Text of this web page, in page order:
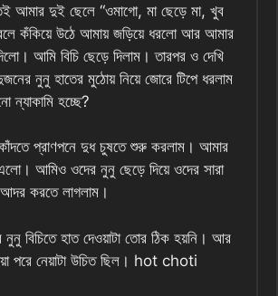
আমার দুই ছেলে “ওমাগো, মা ছেড়ে মা, খুব
বলে কঁকিয়ে উঠে আমায় জড়িয়ে ধরলো আর আমার
আমি বিচি ছেড়ে দিলাম। তারপর ও দেখি
নুনু হাতের মুঠোয় নিয়ে জোরে টিপে ধরলাম
হচ্ছে?
প্রাণপনে দুধ চুষতে শুরু করলাম। আমার
আমিও ওদের নুনু ছেড়ে দিয়ে ওদের সারা
আদর করতে লাগলাম।
বিচিতে হাত দেওয়াটা তোর ঠিক হয়নি। আর
পরে নেয়াটা উচিত ছিল। hot choti